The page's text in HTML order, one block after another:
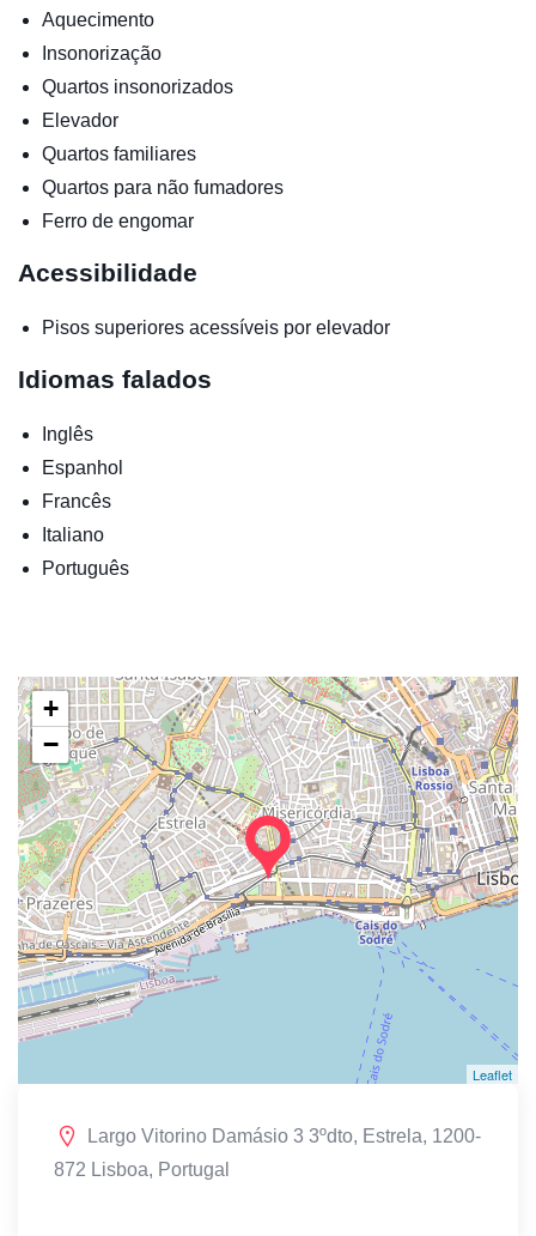
Aquecimento
Insonorização
Quartos insonorizados
Elevador
Quartos familiares
Quartos para não fumadores
Ferro de engomar
Acessibilidade
Pisos superiores acessíveis por elevador
Idiomas falados
Inglês
Espanhol
Francês
Italiano
Português
+
−
Leaflet
Largo Vitorino Damásio 3 3ºdto, Estrela, 1200-
872 Lisboa, Portugal